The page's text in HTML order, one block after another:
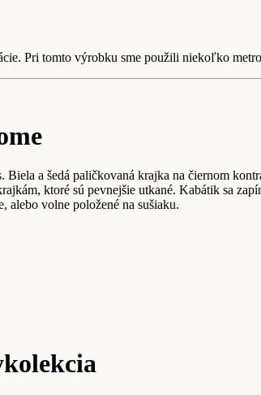
Pri tomto výrobku sme použili niekoľko
a šedá paličkovaná krajka na čiernom
ktoré sú pevnejšie utkané. Kabátik sa
alebo volne položené na sušiaku.